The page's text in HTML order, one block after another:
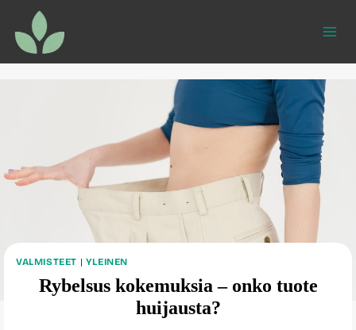
sisältöön
VALMISTEET | YLEINEN
Rybelsus kokemuksia – onko tuote
huijausta?